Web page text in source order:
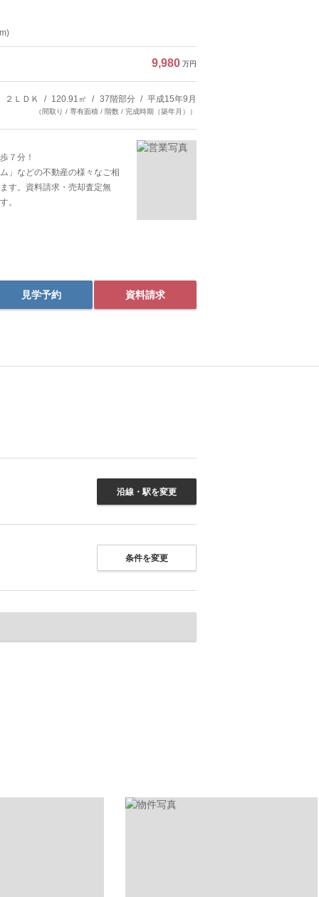
9,980 万円
２ＬＤＫ 120.91㎡ 37階部分 平成15年9月
（間取り / 専有面積 / 階数 / 完成時期（築年月））
７分！
」などの不動産の様々なご相
す。資料請求・売却査定無
。
見学予約 資料請求
沿線・駅を変更
条件を変更